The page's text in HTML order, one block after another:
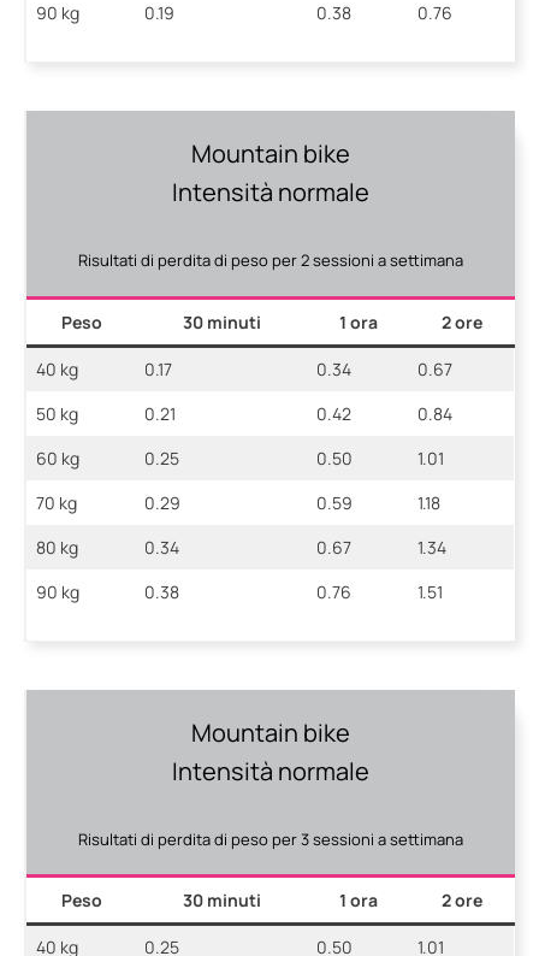
90 kg
0.19 0.38 0.76
Mountain bike
Intensità normale
Risultati di perdita di peso per 2 sessioni a settimana
Peso 30 minuti 1 ora 2 ore
40 kg 0.17 0.34
0.67
50 kg
0.21 0.42
0.84
60 kg
0.25 0.50
1.01
70 kg
0.29 0.59
1.18
80 kg
0.34 0.67
1.34
90 kg
0.38 0.76 1.51
Mountain bike
Intensità normale
Risultati di perdita di peso per 3 sessioni a settimana
Peso 30 minuti 1 ora 2 ore
40 kg 0.25 0.50 1.01